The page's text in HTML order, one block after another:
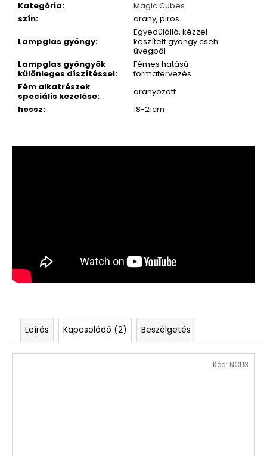
Kategória:
Magic Cubes
szín:
arany, piros
Lampglas gyöngy:
Egyedülálló, kézzel
készített gyöngy cseh
üvegből
Lampglas gyöngyök
különleges díszítéssel:
Fémes hatású
formatervezés
Fém alkatrészek
speciális kezelése:
aranyozott
hossz: 18-21cm
Leírás Kapcsolódó (2) Beszélgetés
Kód: NCU3